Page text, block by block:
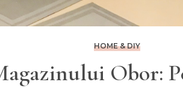
HOME & DIY
Obor: